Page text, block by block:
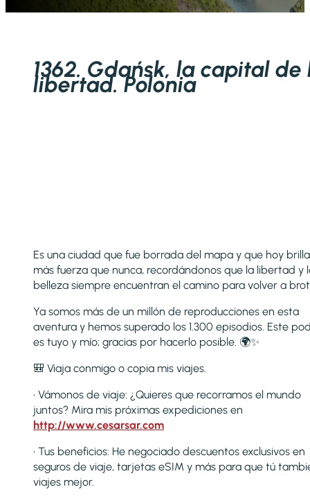
1362. Gdańsk, la capital de
libertad. Polonia
Es una ciudad que fue borrada del mapa y que hoy
más fuerza que nunca, recordándonos que la libertad y
belleza siempre encuentran el camino para volver a
Ya somos más de un millón de reproducciones en esta
aventura y hemos superado los 1.300 episodios. Este
es tuyo y mío; gracias por hacerlo posible. 🌍✨
🎒 Viaja conmigo o copia mis viajes.
• Vámonos de viaje: ¿Quieres que recorramos el mundo
juntos? Mira mis próximas expediciones en
http://www.cesarsar.com
• Tus beneficios: He negociado descuentos exclusivos en
seguros de viaje, tarjetas eSIM y más para que tú
viajes mejor.